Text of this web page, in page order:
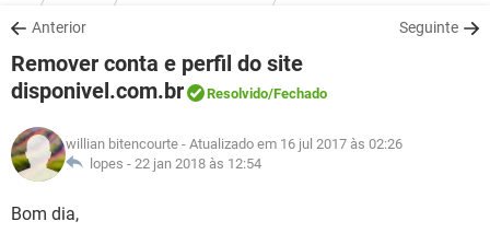
OUTLOOK
INSTAGRAM GMAIL
GUIA DE COMPRAS
JOGOS WHATSAPP
OUTLOOK
GUIA DE COMPRAS
DOWNLOADS
JOGOS WHATSAPP
CELULAR FACEBOOK
OUTLOOK EXCEL
INSTAGRAM
GUIA DE COMPRAS
FÓRUM
CELULAR
GLOSSÁRIO
JOGOS
CELULAR
Anterior Seguinte
Remover conta e perfil do site
disponivel.com.br
Resolvido/Fechado
willian bitencourte - Atualizado em 16 jul 2017 às 02:26
lopes - 22 jan 2018 às 12:54
Bom dia,